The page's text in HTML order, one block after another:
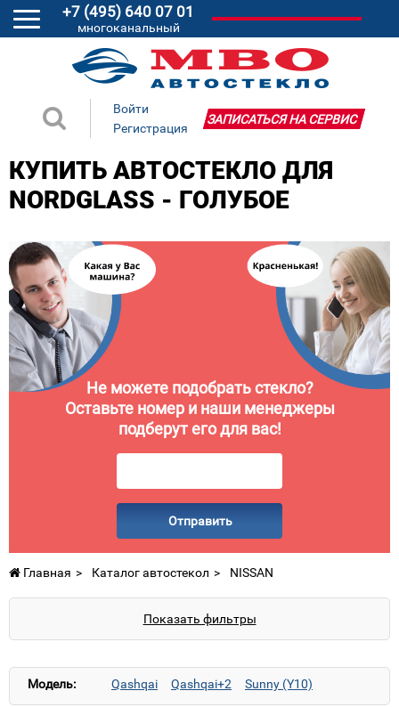
+7 (495) 640 07 01
многоканальный
Войти
Регистрация
ЗАПИСАТЬСЯ НА СЕРВИС
КУПИТЬ АВТОСТЕКЛО ДЛЯ
NORDGLASS - ГОЛУБОЕ
Не можете подобрать стекло?
Оставьте номер и наши менеджеры
подберут его для вас!
Отправить
Главная Каталог автостекол NISSAN
Показать фильтры
Модель: Qashqai Qashqai+2 Sunny (Y10)